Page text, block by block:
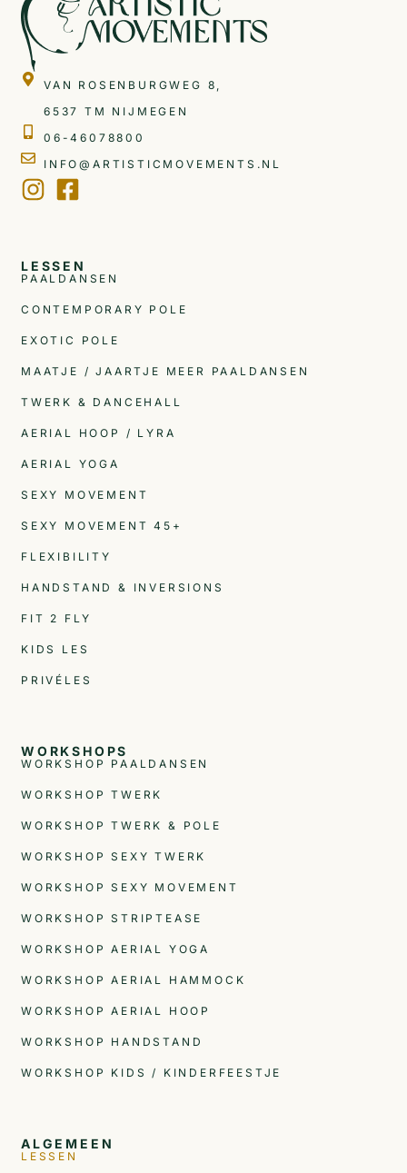
VAN ROSENBURGWEG 8,
6537 TM NIJMEGEN
06-46078800
INFO@ARTISTICMOVEMENTS.NL
LESSEN
PAALDANSEN
CONTEMPORARY POLE
EXOTIC POLE
MAATJE / JAARTJE MEER PAALDANSEN
TWERK & DANCEHALL
AERIAL HOOP / LYRA
AERIAL YOGA
SEXY MOVEMENT
SEXY MOVEMENT 45+
FLEXIBILITY
HANDSTAND & INVERSIONS
FIT 2 FLY
KIDS LES
PRIVÉLES
WORKSHOPS
WORKSHOP PAALDANSEN
WORKSHOP TWERK
WORKSHOP TWERK & POLE
WORKSHOP SEXY TWERK
WORKSHOP SEXY MOVEMENT
WORKSHOP STRIPTEASE
WORKSHOP AERIAL YOGA
WORKSHOP AERIAL HAMMOCK
WORKSHOP AERIAL HOOP
WORKSHOP HANDSTAND
WORKSHOP KIDS / KINDERFEESTJE
ALGEMEEN
LESSEN